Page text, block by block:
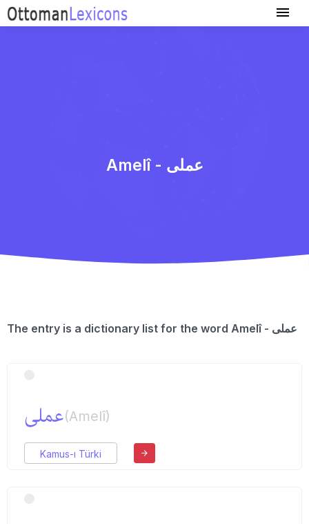
Amelî - عملی
The entry is a dictionary list for the word Amelî - عملی
عملی(Amelî)
Kamus-ı Türki